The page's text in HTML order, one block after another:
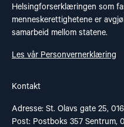
Helsingforserklæringen som
menneskerettighetene er
samarbeid mellom statene.
Les vår Personvernerklæring
Kontakt
Adresse: St. Olavs gate 25,
Post: Postboks 357 Sentrum,